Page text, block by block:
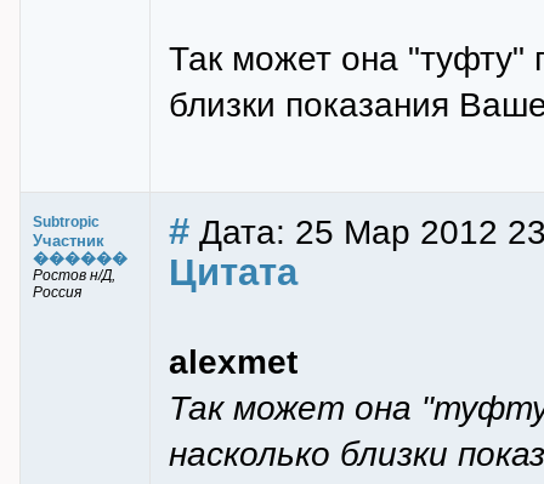
Так может она "туфту"
близки показания
Subtropic
Участник
������
Ростов н/Д,
Россия
# Дата: 25 Мар 2012
Цитата
alexmet
Так может она
насколько близки